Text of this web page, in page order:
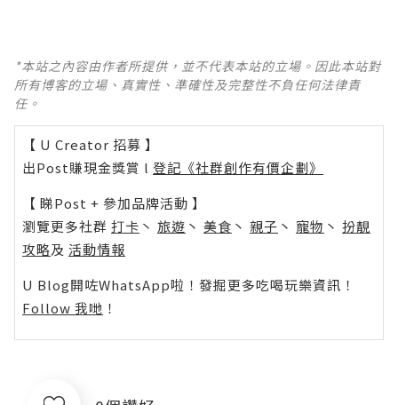
*本站之內容由作者所提供，並不代表本站的立場。因此本站對
所有博客的立場、真實性、準確性及完整性不負任何法律責
任。
【 U Creator 招募 】
出Post賺現金獎賞 l 登記《社群創作有價企劃》
【 睇Post + 參加品牌活動 】
瀏覽更多社群 打卡 丶 旅遊 丶 美食 丶 親子 丶 寵物 丶 扮靚
攻略及 活動情報
U Blog開咗WhatsApp啦！發掘更多吃喝玩樂資訊！
Follow 我哋 ！